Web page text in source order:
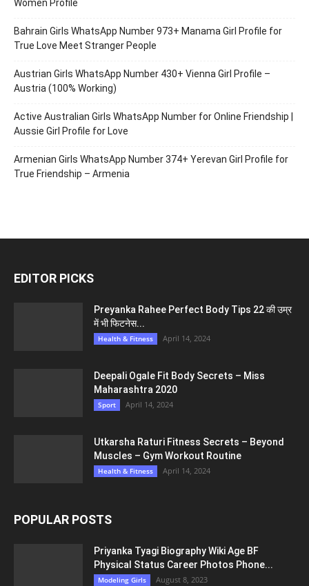
Women Profile
Bahrain Girls WhatsApp Number 973+ Manama Girl Profile for
True Love Meet Stranger People
Austrian Girls WhatsApp Number 430+ Vienna Girl Profile –
Austria (100% Working)
Active Australian Girls WhatsApp Number for Online Friendship |
Aussie Girl Profile for Love
Armenian Girls WhatsApp Number 374+ Yerevan Girl Profile for
True Friendship – Armenia
EDITOR PICKS
Preyanka Rahee Perfect Body Tips 22 की उम्र
में भी फिटनेस...
Health & Fitness April 14, 2024
Deepali Ogale Fit Body Secrets – Miss
Maharashtra 2020
Sport April 14, 2024
Utkarsha Raturi Fitness Secrets – Beyond
Muscles – Gym Workout Routine
Health & Fitness April 14, 2024
POPULAR POSTS
Priyanka Tyagi Biography Wiki Age BF
Physical Status Career Photos Phone...
Modeling Girls August 8, 2023